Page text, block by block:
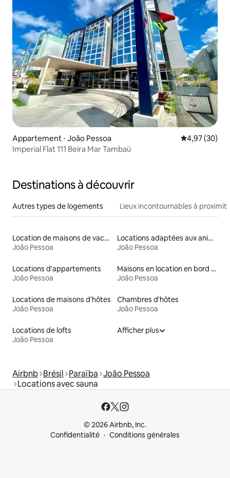
Appartement ⋅ João Pessoa Évaluation
4,97 (30)
Imperial Flat 111 Beira Mar Tambaú
Destinations à découvrir
Autres types de logements Lieux incontournables à
Location de maisons de vacances
João Pessoa
Locations adaptées aux animaux
João Pessoa
Locations d'appartements
João Pessoa
Maisons en location en bord de mer
João Pessoa
Locations de maisons d'hôtes
João Pessoa
Chambres d'hôtes
João Pessoa
Locations de lofts
João Pessoa
Afficher plus
Airbnb Brésil Paraïba João Pessoa
Locations avec sauna
© 2026 Airbnb, Inc.
Confidentialité
Conditions générales